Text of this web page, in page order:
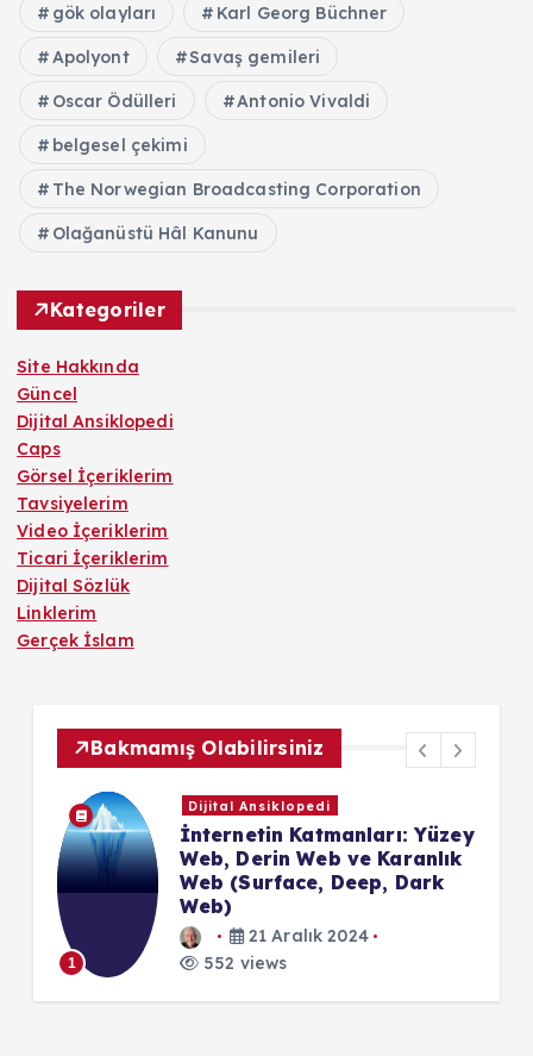
gök olayları Karl Georg Büchner
Apolyont Savaş gemileri
Oscar Ödülleri Antonio Vivaldi
belgesel çekimi
The Norwegian Broadcasting Corporation
Olağanüstü Hâl Kanunu
Kategoriler
Site Hakkında
Güncel
Dijital Ansiklopedi
Caps
Görsel İçeriklerim
Tavsiyelerim
Video İçeriklerim
Ticari İçeriklerim
Dijital Sözlük
Linklerim
Gerçek İslam
Bakmamış Olabilirsiniz
1
Dijital Ansiklopedi
İnternetin Katmanları: Yüzey
Web, Derin Web ve Karanlık
Web (Surface, Deep, Dark
Web)
21 Aralık 2024
552 views